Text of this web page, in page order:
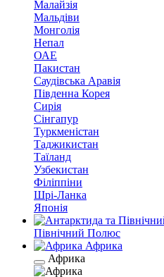
Малайзія
Мальдіви
Монголія
Непал
ОАЕ
Пакистан
Саудівська Аравія
Південна Корея
Сирія
Сінгапур
Туркменістан
Таджикистан
Таїланд
Узбекистан
Філіппіни
Шрі-Ланка
Японія
Північний Полюс
Африка
Африка